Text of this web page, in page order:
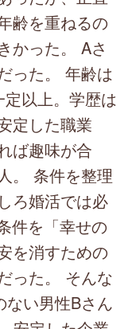
齢を重ねるの
かった。 Aさ
った。 年齢は
以上。学歴は
定した職業
ば趣味が合
。 条件を整理
ろ婚活では必
件を「幸せの
を消すための
った。 そんな
ない男性Bさん